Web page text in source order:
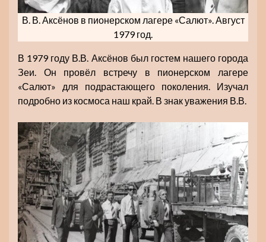
В. В. Аксёнов в пионерском лагере «Салют». Август
1979 год.
В 1979 году В.В. Аксёнов был гостем нашего города
Зеи. Он провёл встречу в пионерском лагере
«Салют» для подрастающего поколения. Изучал
подробно из космоса наш край. В знак уважения В.В.